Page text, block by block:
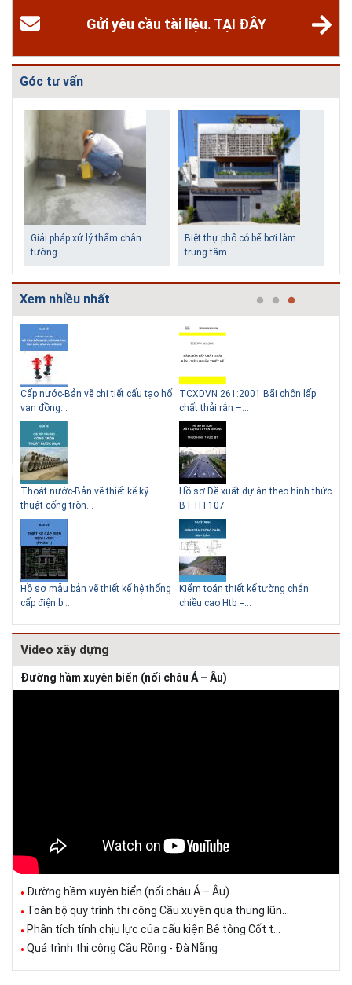
Gửi yêu cầu tài liệu. TẠI ĐÂY
Góc tư vấn
Biệt thự phố có bể bơi làm
trung tâm
Những ngôi nhà một tầng ít
tiền vẫn đẹp
Lý do nên sử dụng gạch block
để xây nhà
Thiết kế nhà siêu nhỏ độc đáo
Giải pháp xử lý thấm chân
tường
Xem nhiều nhất
Cấp nước-Bản vẽ chi tiết cấu tạo hố
van đồng...
Thoát nước-Bản vẽ thiết kế kỹ
thuật cống tròn...
Hồ sơ mẫu bản vẽ thiết kế hệ thống
cấp điện b...
TCXDVN 261:2001 Bãi chôn lấp
chất thải rắn –...
Hồ sơ Đề xuất dự án theo hình thức
BT HT107
Kiểm toán thiết kế tường chắn
chiều cao Htb =...
Video xây dựng
Đường hầm xuyên biển (nối châu Á – Âu)
Đường hầm xuyên biển (nối châu Á – Âu)
Toàn bộ quy trình thi công Cầu xuyên qua thung lũn...
Phân tích tính chịu lực của cấu kiện Bê tông Cốt t...
Quá trình thi công Cầu Rồng - Đà Nẵng